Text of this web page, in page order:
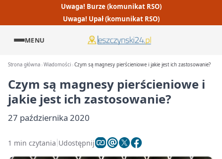
Uwaga! Burze (komunikat RSO)
Uwaga! Upał (komunikat RSO)
MENU
Strona główna Wiadomości Czym są magnesy pierścieniowe i jakie jest ich zastosowanie?
Czym są magnesy pierścieniowe i
jakie jest ich zastosowanie?
27 października 2020
1 min czytania Udostępnij